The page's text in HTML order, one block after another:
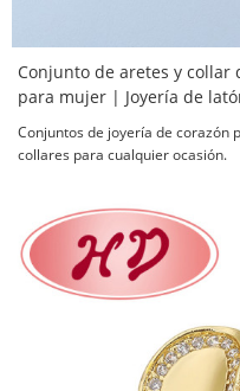
Conjunto de aretes y collar
para mujer | Joyería de
Conjuntos de joyería de corazón
collares para cualquier ocasión.